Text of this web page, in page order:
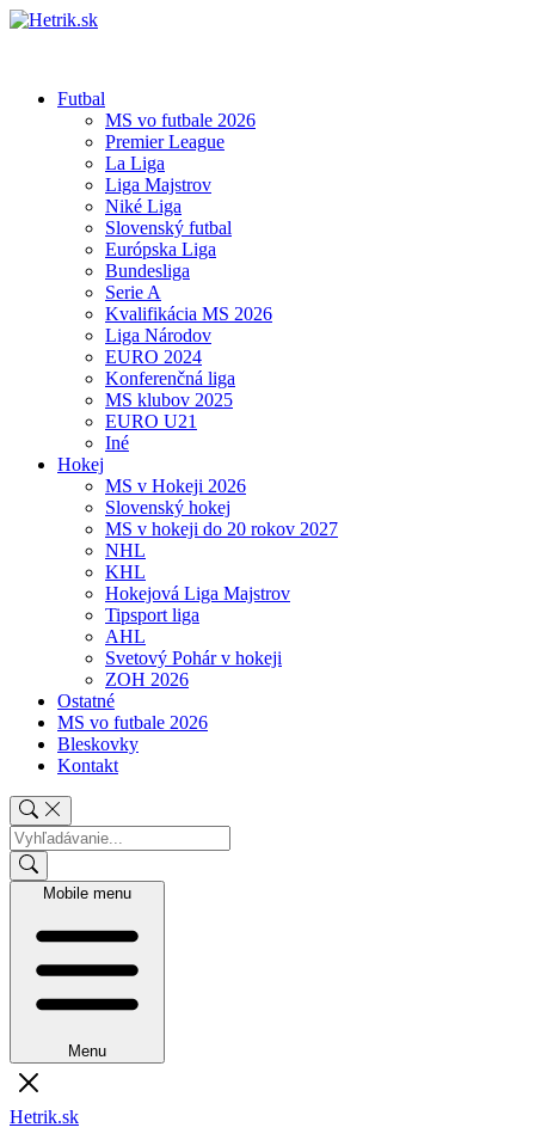
Futbal
MS vo futbale 2026
Premier League
La Liga
Liga Majstrov
Niké Liga
Slovenský futbal
Európska Liga
Bundesliga
Serie A
Kvalifikácia MS 2026
Liga Národov
EURO 2024
Konferenčná liga
MS klubov 2025
EURO U21
Iné
Hokej
MS v Hokeji 2026
Slovenský hokej
MS v hokeji do 20 rokov 2027
NHL
KHL
Hokejová Liga Majstrov
Tipsport liga
AHL
Svetový Pohár v hokeji
ZOH 2026
Ostatné
MS vo futbale 2026
Bleskovky
Kontakt
Mobile menu
Menu
Hetrik.sk